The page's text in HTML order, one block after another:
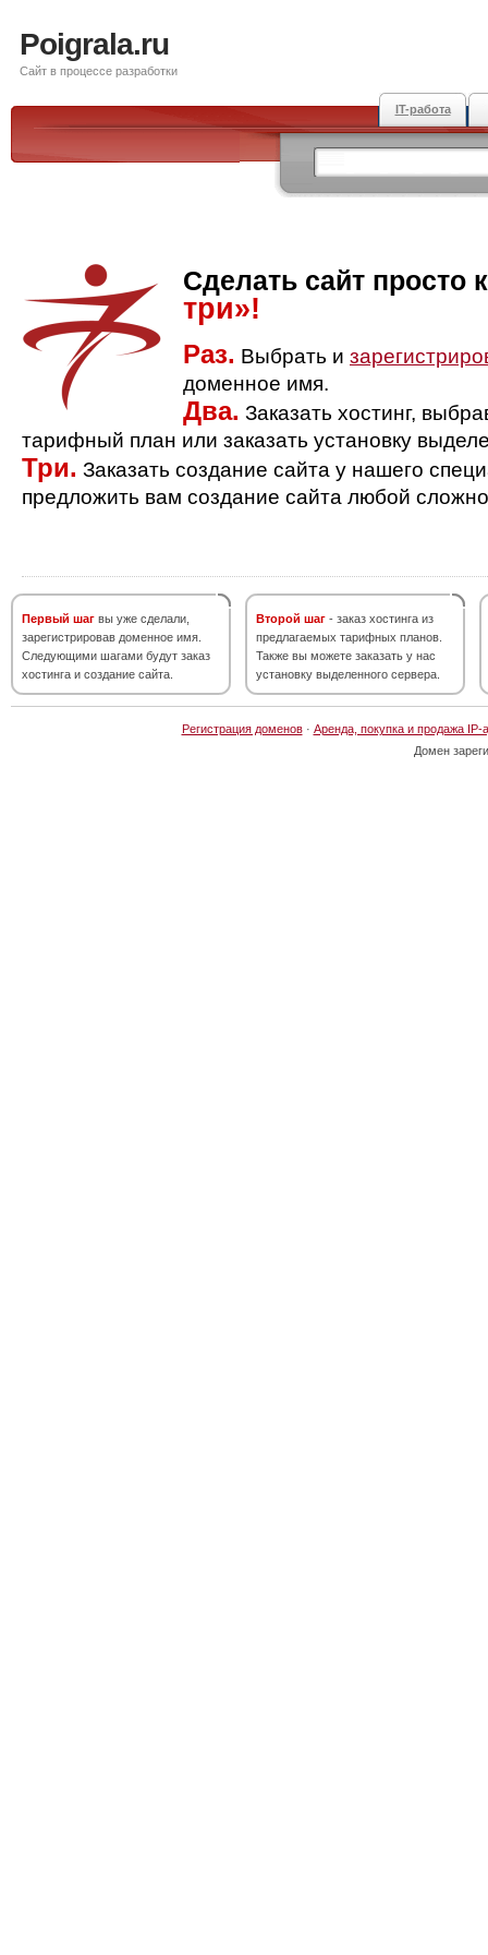
Poigrala.ru
Сайт в процессе разработки
IT-работа
Сделать сайт просто
три»!
Раз. Выбрать и
доменное имя.
Два. Заказать хостинг,
тарифный план или заказать установку
Три. Заказать создание сайта у нашего
предложить вам создание сайта любой
Первый шаг вы уже сделали,
зарегистрировав доменное имя.
Следующими шагами будут заказ
хостинга и создание сайта.
Второй шаг - заказ хостинга из
предлагаемых тарифных планов.
Также вы можете заказать у нас
установку выделенного сервера.
Регистрация доменов· Аренда, покупка и продажа IP-
Домен